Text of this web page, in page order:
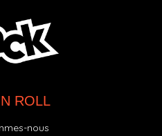
entre confort et
résistant
directs.
ROLL
nous